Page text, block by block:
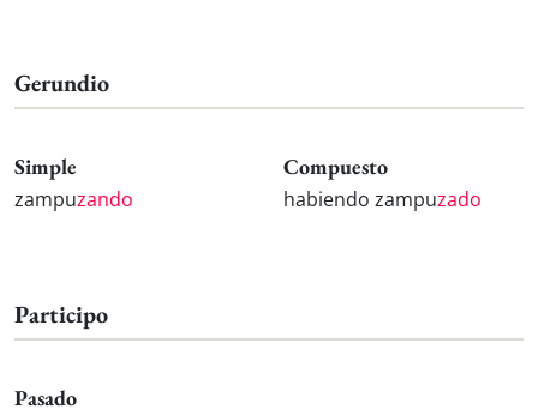
Gerundio
Simple
zampuzando
Compuesto
habiendo zampuzado
Participo
Pasado